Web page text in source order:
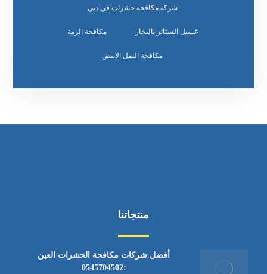
شركة مكافحة حشرات في دبي
غسيل الستائر بالبخار مكافحة الرمة
مكافحة النمل الابيض
منتجاتنا
أفضل شركات مكافحة الحشرات العين
:0545704502